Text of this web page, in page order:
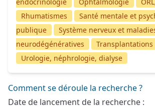
Rhumatismes
Santé mentale et
publique
Système nerveux et
neurodégénératives
Transplantations
Urologie, néphrologie, dialyse
Comment se déroule la recherche ?
Date de lancement de la recherche :